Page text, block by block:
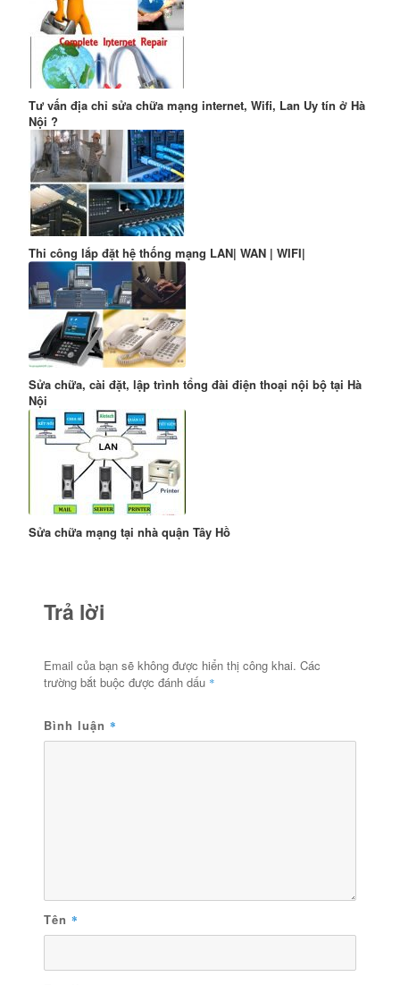
Tư vấn địa chỉ sửa chữa mạng internet, Wifi, Lan Uy tín ở Hà
Nội ?
Thi công lắp đặt hệ thống mạng LAN| WAN | WIFI|
Sửa chữa, cài đặt, lập trình tổng đài điện thoại nội bộ tại Hà
Nội
Sửa chữa mạng tại nhà quận Tây Hồ
Trả lời
Email của bạn sẽ không được hiển thị công khai. Các
trường bắt buộc được đánh dấu *
Bình luận *
Tên *